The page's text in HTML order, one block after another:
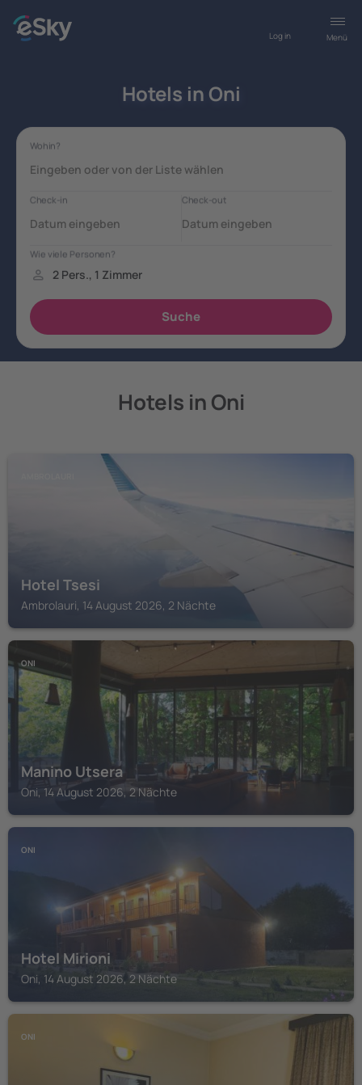
Menü
Log in
Hotels in Oni
Hotels in Oni
Hotel Tsesi
Ambrolauri, 14 August 2026, 2 Nächte
ONI
Manino Utsera
Oni, 14 August 2026, 2 Nächte
ONI
Hotel Mirioni
Oni, 14 August 2026, 2 Nächte
ONI